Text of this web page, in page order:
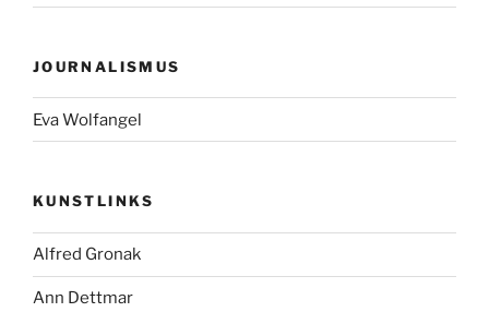
JOURNALISMUS
Eva Wolfangel
KUNSTLINKS
Alfred Gronak
Ann Dettmar